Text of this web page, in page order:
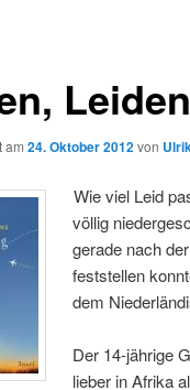
am 24. Oktober 2012von
Wie viel Leid
völlig
gerade nach
feststellen
dem
Der 14-jährige
lieber in Afrika